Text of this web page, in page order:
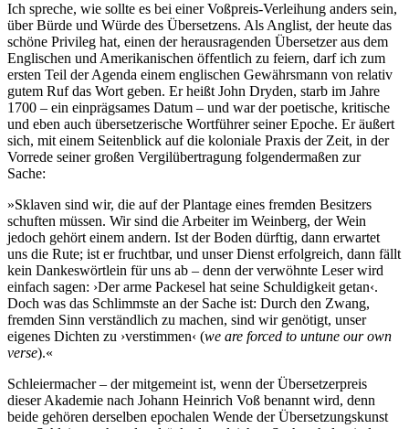
Ich spreche, wie sollte es bei einer Voßpreis-Verleihung anders sein,
über Bürde und Würde des Übersetzens. Als Anglist, der heute das
schöne Privileg hat, einen der herausragenden Übersetzer aus dem
Englischen und Amerikanischen öffentlich zu feiern, darf ich zum
ersten Teil der Agenda einem englischen Gewährsmann von relativ
gutem Ruf das Wort geben. Er heißt John Dryden, starb im Jahre
1700 – ein einprägsames Datum – und war der poetische, kritische
und eben auch übersetzerische Wortführer seiner Epoche. Er äußert
sich, mit einem Seitenblick auf die koloniale Praxis der Zeit, in der
Vorrede seiner großen Vergilübertragung folgendermaßen zur
Sache:
»Sklaven sind wir, die auf der Plantage eines fremden Besitzers
schuften müssen. Wir sind die Arbeiter im Weinberg, der Wein
jedoch gehört einem andern. Ist der Boden dürftig, dann erwartet
uns die Rute; ist er fruchtbar, und unser Dienst erfolgreich, dann fällt
kein Dankeswörtlein für uns ab – denn der verwöhnte Leser wird
einfach sagen: ›Der arme Packesel hat seine Schuldigkeit getan‹.
Doch was das Schlimmste an der Sache ist: Durch den Zwang,
fremden Sinn verständlich zu machen, sind wir genötigt, unser
eigenes Dichten zu ›verstimmen‹ (we are forced to untune our own
verse).«
Schleiermacher – der mitgemeint ist, wenn der Übersetzerpreis
dieser Akademie nach Johann Heinrich Voß benannt wird, denn
beide gehören derselben epochalen Wende der Übersetzungskunst